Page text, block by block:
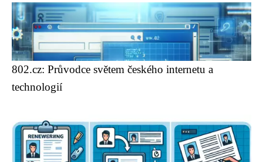
802.cz: Průvodce světem českého internetu a
technologií